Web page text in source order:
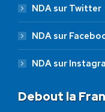
NDA sur Twitter
NDA sur
NDA sur
Debout la